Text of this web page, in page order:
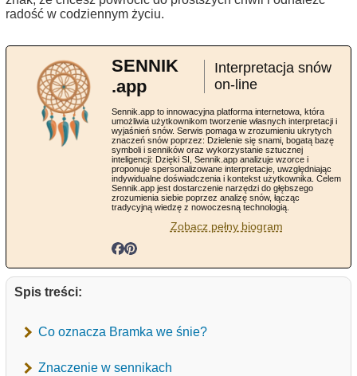
radość w codziennym życiu.
SENNIK
.app
Interpretacja snów
on-line
Sennik.app to innowacyjna platforma internetowa, która
umożliwia użytkownikom tworzenie własnych interpretacji i
wyjaśnień snów. Serwis pomaga w zrozumieniu ukrytych
znaczeń snów poprzez: Dzielenie się snami, bogatą bazę
symboli i senników oraz wykorzystanie sztucznej
inteligencji: Dzięki SI, Sennik.app analizuje wzorce i
proponuje spersonalizowane interpretacje, uwzględniając
indywidualne doświadczenia i kontekst użytkownika. Celem
Sennik.app jest dostarczenie narzędzi do głębszego
zrozumienia siebie poprzez analizę snów, łącząc
tradycyjną wiedzę z nowoczesną technologią.
Zobacz pełny biogram
Spis treści:
Co oznacza Bramka we śnie?
Znaczenie w sennikach